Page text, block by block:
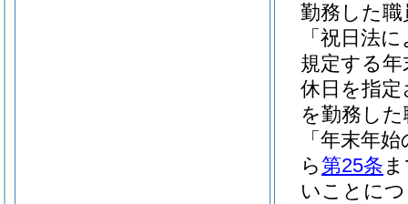
勤務した
「祝日法
規定する
休日を指
を勤務し
「年末年
ら第25条
いことに